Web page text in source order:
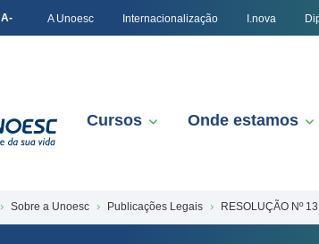
A- A Unoesc Internacionalização I.nova
Cursos Onde estamos
Sobre a Unoesc Publicações Legais RESOLUÇÃO Nº